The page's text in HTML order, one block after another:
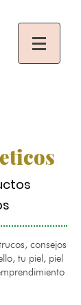
consejos
tu piel, piel